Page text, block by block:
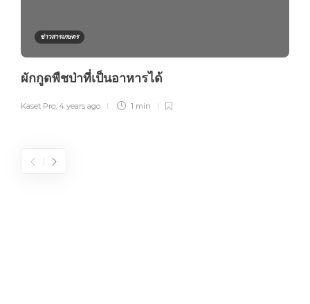
ข่าวสารเกษตร
ผักกูดพืชป่าที่เป็นอาหารได้
Kaset Pro 4 years ago 1 min